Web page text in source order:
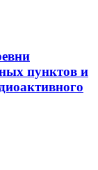
пунктов и